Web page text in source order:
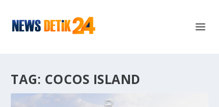
TAG: COCOS ISLAND